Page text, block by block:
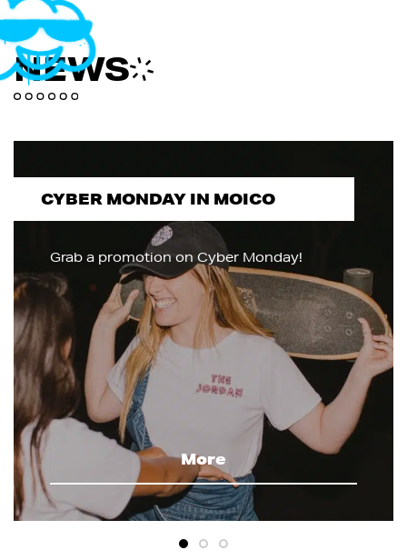
NEWS
CYBER MONDAY IN MOICO
Grab a promotion on Cyber Monday!
More